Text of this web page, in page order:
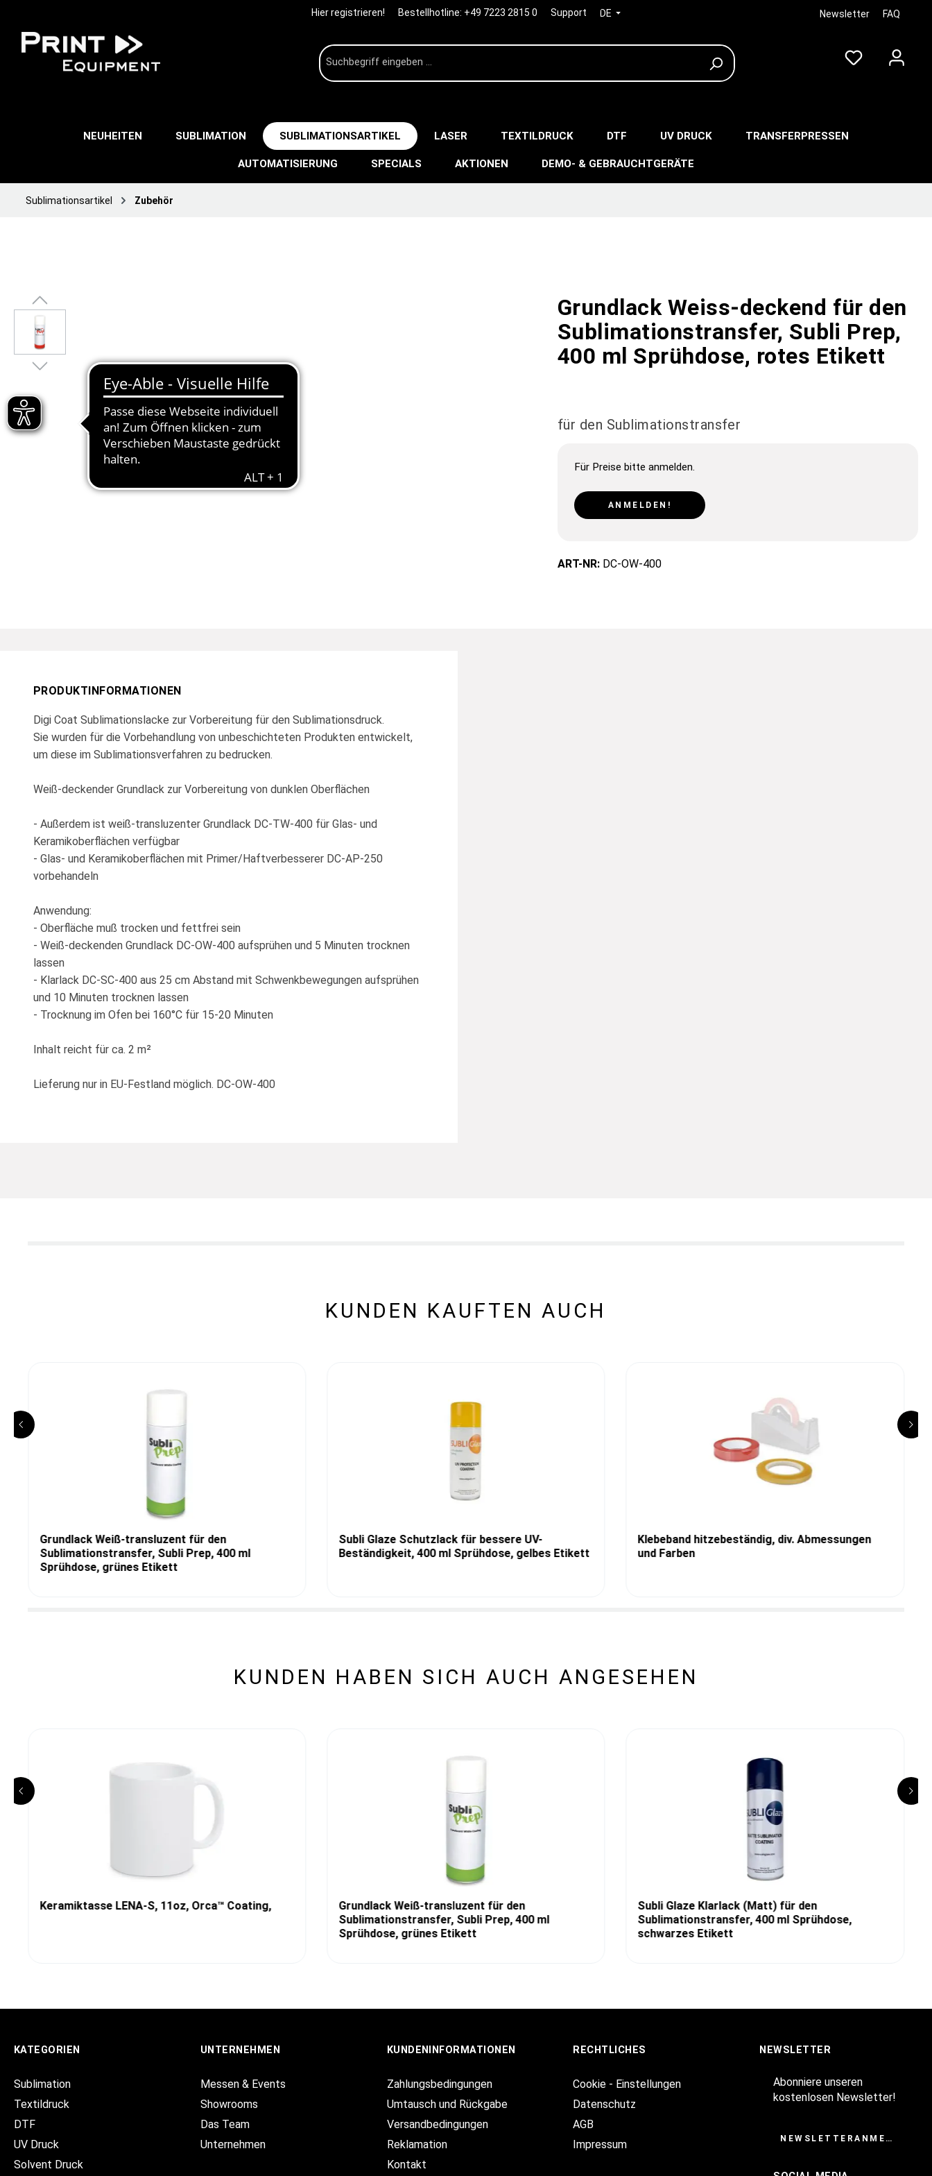
Hier registrieren! Bestellhotline: +49 7223 2815 0 Support DE Newsletter FAQ
NEUHEITEN SUBLIMATION SUBLIMATIONSARTIKEL LASER TEXTILDRUCK DTF UV DRUCK TRANSFERPRESSEN
AUTOMATISIERUNG SPECIALS AKTIONEN DEMO- & GEBRAUCHTGERÄTE
Sublimationsartikel Zubehör
Grundlack Weiss-deckend für den
Sublimationstransfer, Subli Prep,
400 ml Sprühdose, rotes Etikett
für den Sublimationstransfer
Für Preise bitte anmelden.
ANMELDEN!
ART-NR: DC-OW-400
PRODUKTINFORMATIONEN
Digi Coat Sublimationslacke zur Vorbereitung für den Sublimationsdruck.
Sie wurden für die Vorbehandlung von unbeschichteten Produkten entwickelt,
um diese im Sublimationsverfahren zu bedrucken.
Weiß-deckender Grundlack zur Vorbereitung von dunklen Oberflächen
- Außerdem ist weiß-transluzenter Grundlack DC-TW-400 für Glas- und
Keramikoberflächen verfügbar
- Glas- und Keramikoberflächen mit Primer/Haftverbesserer DC-AP-250
vorbehandeln
Anwendung:
- Oberfläche muß trocken und fettfrei sein
- Weiß-deckenden Grundlack DC-OW-400 aufsprühen und 5 Minuten trocknen
lassen
- Klarlack DC-SC-400 aus 25 cm Abstand mit Schwenkbewegungen aufsprühen
und 10 Minuten trocknen lassen
- Trocknung im Ofen bei 160°C für 15-20 Minuten
Inhalt reicht für ca. 2 m²
Lieferung nur in EU-Festland möglich. DC-OW-400
KUNDEN KAUFTEN AUCH
Grundlack Weiß-transluzent für den
Sublimationstransfer, Subli Prep, 400 ml
Sprühdose, grünes Etikett
Subli Glaze Schutzlack für bessere UV-
Beständigkeit, 400 ml Sprühdose, gelbes Etikett
Klebeband hitzebeständig, div. Abmessungen
und Farben
KUNDEN HABEN SICH AUCH ANGESEHEN
Keramiktasse LENA-S, 11oz, Orca™ Coating,
Grundlack Weiß-transluzent für den
Sublimationstransfer, Subli Prep, 400 ml
Sprühdose, grünes Etikett
Subli Glaze Klarlack (Matt) für den
Sublimationstransfer, 400 ml Sprühdose,
schwarzes Etikett
KATEGORIEN
Sublimation
Textildruck
DTF
UV Druck
Solvent Druck
UNTERNEHMEN
Messen & Events
Showrooms
Das Team
Unternehmen
KUNDENINFORMATIONEN
Zahlungsbedingungen
Umtausch und Rückgabe
Versandbedingungen
Reklamation
Kontakt
RECHTLICHES
Cookie - Einstellungen
Datenschutz
AGB
Impressum
NEWSLETTER
Abonniere unseren
kostenlosen Newsletter!
NEWSLETTERANMELDUNG